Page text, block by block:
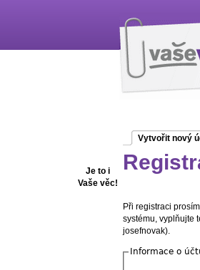
Je to i
Vaše věc!
Vytvořit nový
Při registraci
systému, vyplňujte
josefnovak).
Informace o